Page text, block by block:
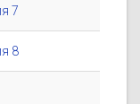
7
8